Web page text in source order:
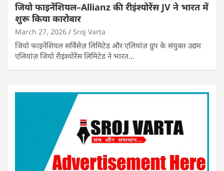
जियो फाइनेंशियल–Allianz की रीइंश्योरेंस JV ने भारत में
शुरू किया कारोबार
March 27, 2026 Sroj Varta
जियो फाइनेंशियल सर्विसेज़ लिमिटेड और एलियांज़ ग्रुप के संयुक्त उद्यम
एलियांज़ जियो रीइंश्योरेंस लिमिटेड ने भारत…